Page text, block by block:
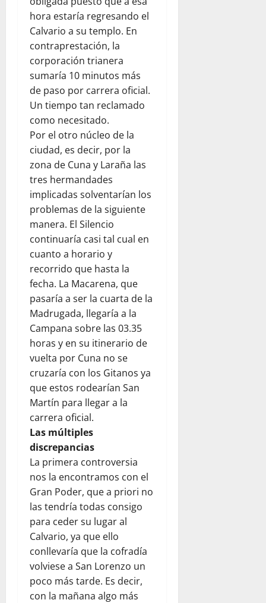
hora estaría regresando el
Calvario a su templo. En
contraprestación, la
corporación trianera
sumaría 10 minutos más
de paso por carrera oficial.
Un tiempo tan reclamado
como necesitado.
Por el otro núcleo de la
ciudad, es decir, por la
zona de Cuna y Laraña las
tres hermandades
implicadas solventarían los
problemas de la siguiente
manera. El Silencio
continuaría casi tal cual en
cuanto a horario y
recorrido que hasta la
fecha. La Macarena, que
pasaría a ser la cuarta de la
Madrugada, llegaría a la
Campana sobre las 03.35
horas y en su itinerario de
vuelta por Cuna no se
cruzaría con los Gitanos ya
que estos rodearían San
Martín para llegar a la
carrera oficial.
Las múltiples
discrepancias
La primera controversia
nos la encontramos con el
Gran Poder, que a priori no
las tendría todas consigo
para ceder su lugar al
Calvario, ya que ello
conllevaría que la cofradía
volviese a San Lorenzo un
poco más tarde. Es decir,
con la mañana algo más